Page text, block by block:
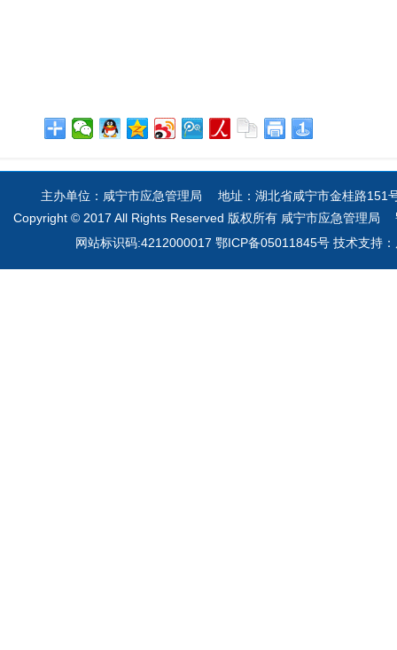
主办单位：咸宁市应急管理局 地址：湖北省咸宁市金桂路
Copyright © 2017 All Rights Reserved 版权所有 咸宁市应急管理局
网站标识码:4212000017 鄂ICP备05011845号 技术支持